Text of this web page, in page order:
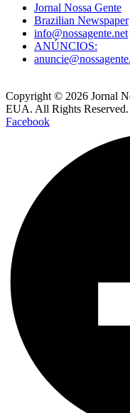
Jornal Nossa Gente
Brazilian Newspaper
info@nossagente.net
ANÚNCIOS:
Copyright © 2026 Jornal
EUA. All Rights Reserved.
Facebook